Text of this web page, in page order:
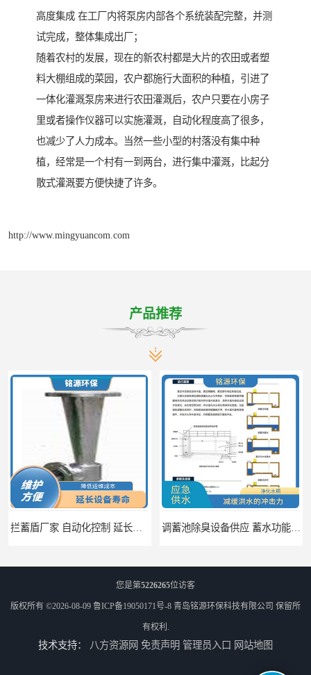
高度集成 在工厂内将泵房内部各个系统装配完整，并测
试完成，整体集成出厂；
随着农村的发展，现在的新农村都是大片的农田或者塑
料大棚组成的菜园，农户都施行大面积的种植，引进了
一体化灌溉泵房来进行农田灌溉后，农户只要在小房子
里或者操作仪器可以实施灌溉，自动化程度高了很多，
也减少了人力成本。当然一些小型的村落没有集中种
植，经常是一个村有一到两台，进行集中灌溉，比起分
散式灌溉要方便快捷了许多。
http://www.mingyuancom.com
产品推荐
您是第5226265位访客
版权所有 ©2026-08-09 鲁ICP备19050171号-8 青岛铭源环保科技有限公司 保留所
有权利.
技术支持： 八方资源网 免责声明 管理员入口 网站地图